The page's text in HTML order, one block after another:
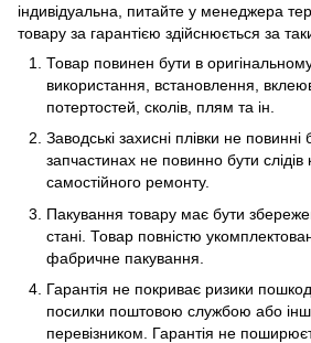
індивідуальна, питайте у менеджера
товару за гарантією здійснюється за
Товар повинен бути в
використання, встановлення,
потертостей, сколів, плям та ін.
Заводські захисні плівки не повинні
запчастинах не повинно бути
самостійного ремонту.
Пакування товару має бути
стані. Товар повністю
фабричне пакування.
Гарантія не покриває ризики
посилки поштовою службою або
перевізником. Гарантія не